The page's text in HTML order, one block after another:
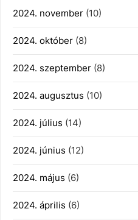
2024. november (10)
2024. október (8)
2024. szeptember (8)
2024. augusztus (10)
2024. július (14)
2024. június (12)
2024. május (6)
2024. április (6)